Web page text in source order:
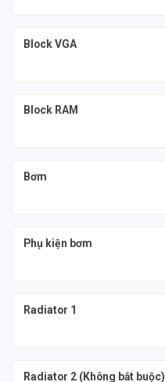
Block VGA
Block RAM
Bơm
Phụ kiện bơm
Radiator 1
Radiator 2 (Không bắt buộc)